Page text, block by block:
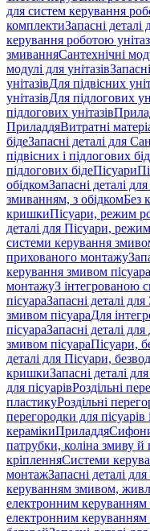
для систем керування
комплектиЗапасні
керування роботою
змиванняСантехнічні
модулі для унітазів
унітазівДля підвісних
унітазівДля підлогових
підлогових унітазів
ПриладдяВитратні
бідеЗапасні деталі для
підвісних і підлогових
підлогових бідеПісуари
обідкомЗапасні деталі
змиванням, з обідкомБез
кришкиПісуари, режим
деталі для Пісуари,
системи керування
прихованого монтажу
керування змивом
монтажуЗ інтегрованою
пісуараЗапасні деталі
змивом пісуараДля
пісуараЗапасні деталі
змивом пісуараПісуари,
деталі для Пісуари,
кришкиЗапасні деталі
для пісуарівРоздільні
пластикуРоздільні
перегородки для пісуарів
керамікиПриладдя
патрубки, коліна змиву й
кріпленняСистеми
монтажЗапасні деталі
керуванням змивом,
електронним
електронним